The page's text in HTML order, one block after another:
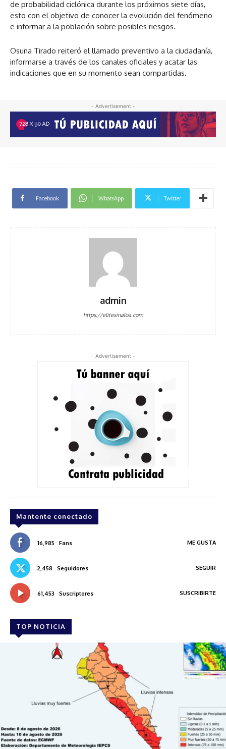
de probabilidad ciclónica durante los próximos siete días,
esto con el objetivo de conocer la evolución del fenómeno
e informar a la población sobre posibles riesgos.
Osuna Tirado reiteró el llamado preventivo a la ciudadanía,
informarse a través de los canales oficiales y acatar las
indicaciones que en su momento sean compartidas.
- Advertisement -
Facebook WhatsApp Twitter
admin
https://elitesinaloa.com
- Advertisement -
Mantente conectado
16,985 Fans ME GUSTA
2,458 Seguidores SEGUIR
61,453 Suscriptores SUSCRIBIRTE
TOP NOTICIA